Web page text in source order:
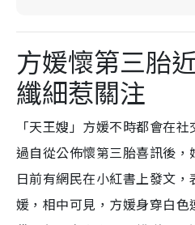
方媛懷第三胎
纖細惹關注
「天王嫂」方媛不時都會在
過自從公佈懷第三胎喜訊後
日前有網民在小紅書上發文
媛，相中可見，方媛身穿白